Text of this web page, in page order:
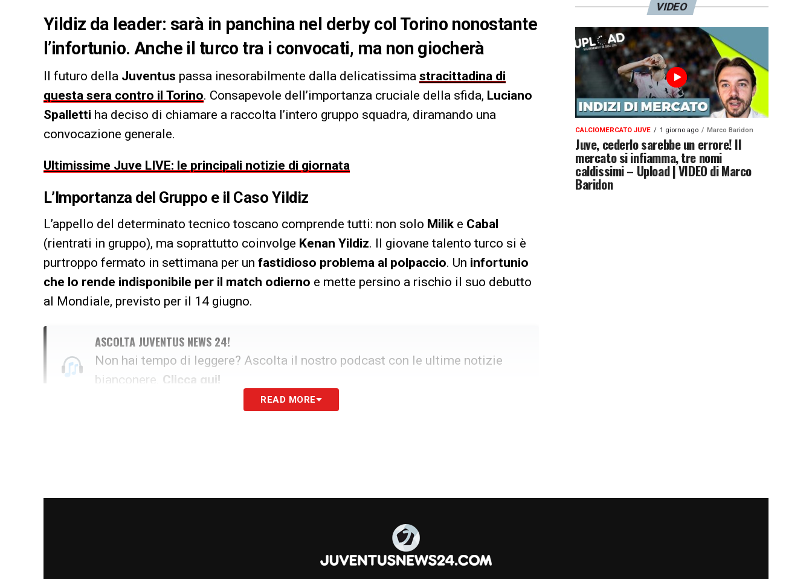
Yildiz da leader: sarà in panchina nel derby col Torino nonostante
l’infortunio. Anche il turco tra i convocati, ma non giocherà
Il futuro della Juventus passa inesorabilmente dalla delicatissima stracittadina di
questa sera contro il Torino. Consapevole dell’importanza cruciale della sfida, Luciano
Spalletti ha deciso di chiamare a raccolta l’intero gruppo squadra, diramando una
convocazione generale.
Ultimissime Juve LIVE: le principali notizie di giornata
L’Importanza del Gruppo e il Caso Yildiz
L’appello del determinato tecnico toscano comprende tutti: non solo Milik e Cabal
(rientrati in gruppo), ma soprattutto coinvolge Kenan Yildiz. Il giovane talento turco si è
purtroppo fermato in settimana per un fastidioso problema al polpaccio. Un infortunio
che lo rende indisponibile per il match odierno e mette persino a rischio il suo debutto
al Mondiale, previsto per il 14 giugno.
ASCOLTA JUVENTUS NEWS 24!
Non hai tempo di leggere? Ascolta il nostro podcast con le ultime notizie
bianconere. Clicca qui!
Il suo prezioso supporto morale sarà davvero fondamentale per tutti. Percompletare la
READ MORE
VIDEO
CALCIOMERCATO JUVE 1 giorno ago Marco Baridon
Juve, cederlo sarebbe un errore! Il
mercato si infiamma, tre nomi
caldissimi – Upload | VIDEO di Marco
Baridon